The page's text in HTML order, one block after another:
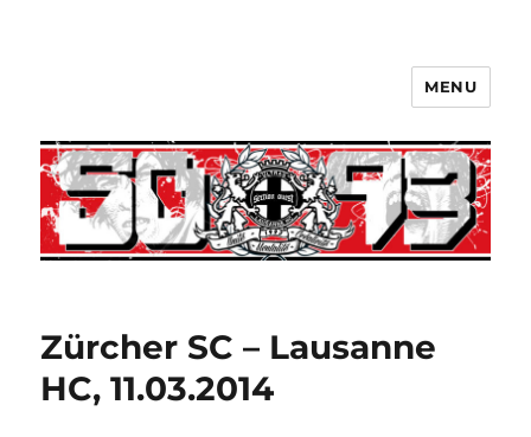
MENU
Zürcher SC – Lausanne
HC, 11.03.2014